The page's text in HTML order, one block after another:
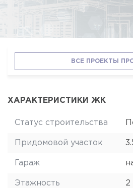
ВСЕ ПРОЕКТЫ
ХАРАКТЕРИСТИКИ ЖК
Статус строительства
Придомовой участок
Гараж
Этажность 2